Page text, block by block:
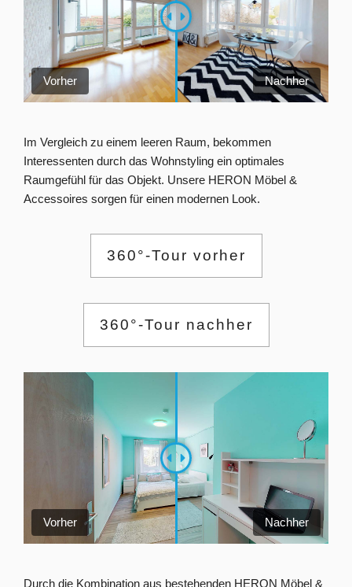
Vorher Nachher
Im Vergleich zu einem leeren Raum, bekommen
Interessenten durch das Wohnstyling ein optimales
Raumgefühl für das Objekt. Unsere HERON Möbel &
Accessoires sorgen für einen modernen Look.
360°-Tour vorher
360°-Tour nachher
Vorher Nachher
Durch die Kombination aus bestehenden HERON Möbel &